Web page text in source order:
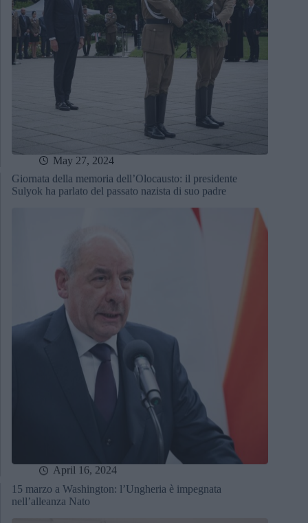
May 27, 2024
Giornata della memoria dell’Olocausto: il presidente
Sulyok ha parlato del passato nazista di suo padre
April 16, 2024
15 marzo a Washington: l’Ungheria è impegnata
nell’alleanza Nato